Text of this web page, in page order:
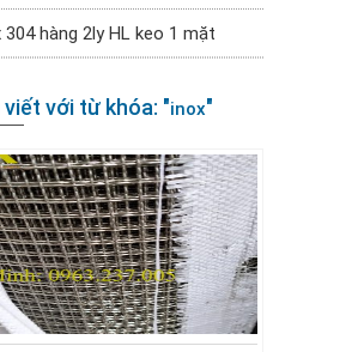
304 hàng 2ly HL keo 1 mặt
viết với từ khóa: "inox"